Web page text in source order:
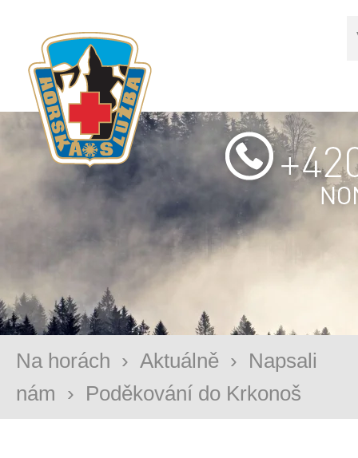
Na horách › Aktuálně › Napsali
nám › Poděkování do Krkonoš